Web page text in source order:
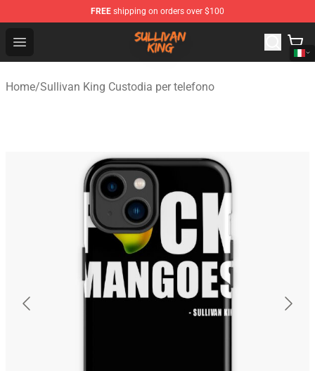
FREE shipping on orders over $100
Open menu
Sullivan King Shop - Official Sullivan King Merchandise
Home/Sullivan King Custodia per telefono